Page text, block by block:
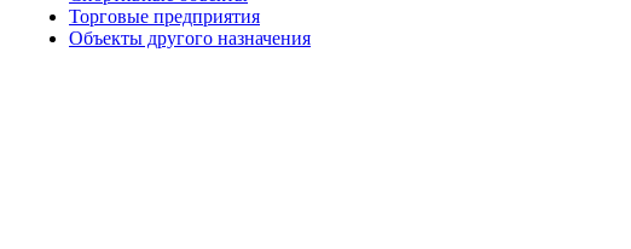
Торговые предприятия
Объекты другого назначения